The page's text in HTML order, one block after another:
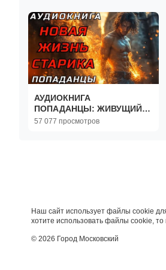
АУДИОКНИГА
ПОПАДАНЦЫ: ЖИВУЩИЙ
ДВАЖДЫ
57 077 просмотров
Наш сайт использует файлы cookie
хотите использовать файлы cookie,
© 2026 Город Московский